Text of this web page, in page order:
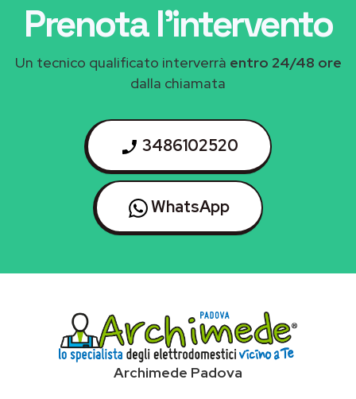
Prenota l'intervento
Un tecnico qualificato interverrà entro 24/48 ore
dalla chiamata
3486102520
WhatsApp
Archimede Padova